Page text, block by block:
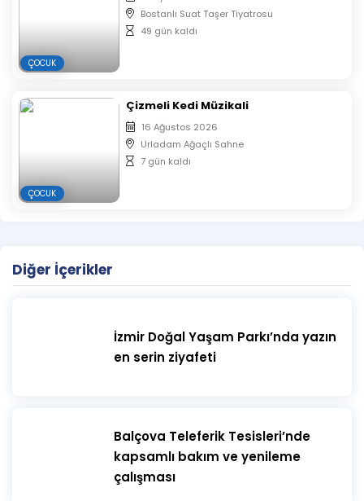
ÇOCUK
Bostanlı Suat Taşer Tiyatrosu
49 gün kaldı
ÇOCUK
Çizmeli Kedi Müzikali
16 Ağustos 2026
Urladam Ağaçlı Sahne
7 gün kaldı
Diğer İçerikler
İzmir Doğal Yaşam Parkı’nda yazın
en serin ziyafeti
​Balçova Teleferik Tesisleri’nde
kapsamlı bakım ve yenileme
çalışması